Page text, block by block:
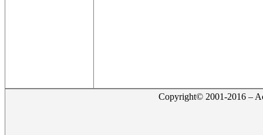
Copyright© 2001-2016 –